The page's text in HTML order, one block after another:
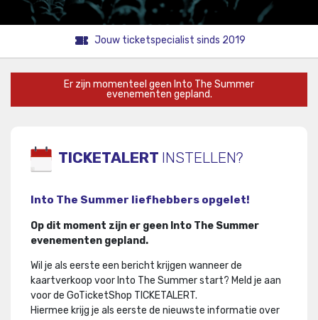
Jouw ticketspecialist sinds 2019
Er zijn momenteel geen Into The Summer
evenementen gepland.
TICKETALERT INSTELLEN?
Into The Summer liefhebbers opgelet!
Op dit moment zijn er geen Into The Summer
evenementen gepland.
Wil je als eerste een bericht krijgen wanneer de
kaartverkoop voor Into The Summer start? Meld je aan
voor de GoTicketShop TICKETALERT.
Hiermee krijg je als eerste de nieuwste informatie over